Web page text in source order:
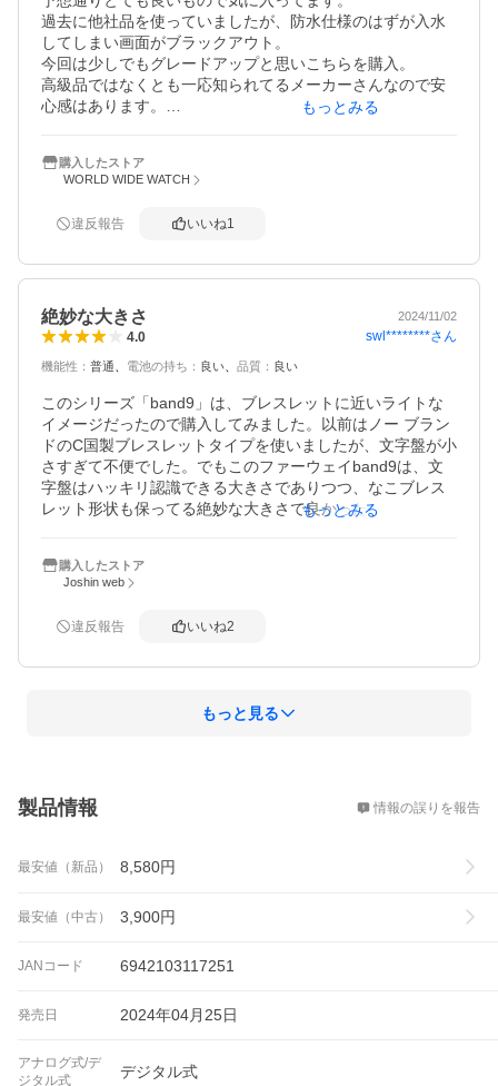
過去に他社品を使っていましたが、防水仕様のはずが入水
してしまい画面がブラックアウト。
今回は少しでもグレードアップと思いこちらを購入。
高級品ではなくとも一応知られてるメーカーさんなので安
心感はあります。
これからデータを集めて健康管理に務めます。
アプリは少し使いずらいですが私の欲しい機能は充分です
もっとみる
購入したストア
WORLD WIDE WATCH
違反報告 いいね1
絶妙な大きさ 2024/11/02
4.0 swl********さん
機能性 ： 普通 電池の持ち ： 良い 品質 ： 良い
このシリーズ「band9」は、ブレスレットに近いライトな
イメージだったので購入してみました。以前はノー ブラン
ドのC国製ブレスレットタイプを使いましたが、文字盤が小
さすぎて不便でした。でもこのファーウェイband9は、文
字盤はハッキリ認識できる大きさでありつつ、なこブレス
レット形状も保ってる絶妙な大きさで良かったです。あと
もっとみる
購入したストア
Joshin web
違反報告 いいね2
もっと見る
製品情報 情報の誤りを報告
最安値（新品） 8,580円
最安値（中古） 3,900円
JANコード 6942103117251
発売日 2024年04月25日
アナログ式/デ
ジタル式
デジタル式